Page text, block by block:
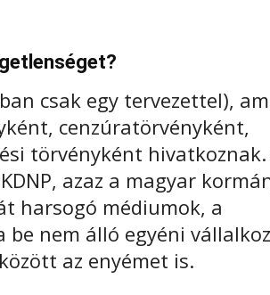
csak egy tervezettel),
cenzúratörvényként,
törvényként hivatkoznak.
azaz a magyar
harsogó médiumok, a
be nem álló egyéni
az enyémet is.